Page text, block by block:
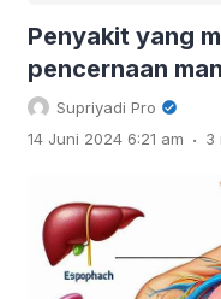
Penyakit yang
pencernaan
Supriyadi Pro
14 Juni 2024 6:21 am . 3